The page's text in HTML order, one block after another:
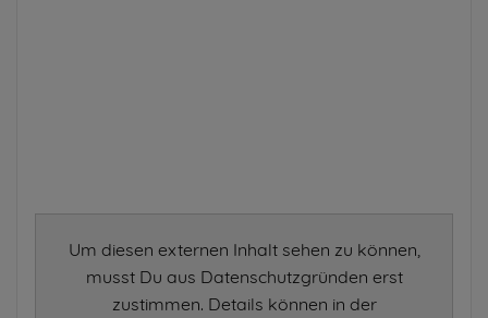
Um diesen externen Inhalt sehen zu können,
musst Du aus Datenschutzgründen erst
zustimmen. Details können in der